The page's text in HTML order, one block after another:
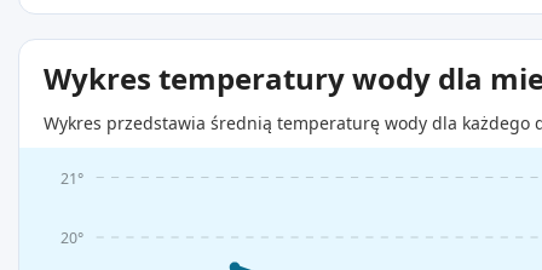
Wykres temperatury wody dla
Wykres przedstawia średnią temperaturę wody dla
20°
21°